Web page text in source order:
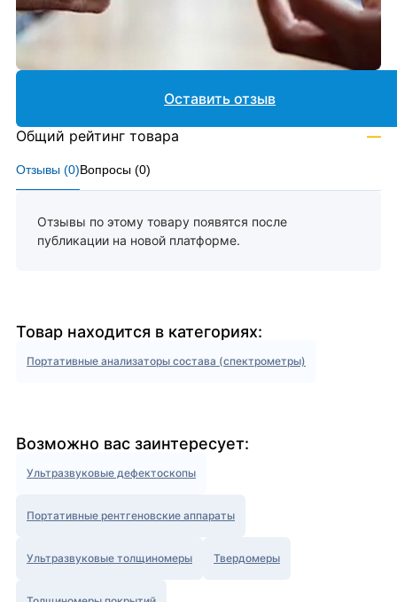
Отзывы (0)Вопросы (0)
Отзывы по этому товару появятся после
публикации на новой платформе.
Оставить отзыв
Общий рейтинг товара —
Товар находится в категориях:
Портативные анализаторы состава (спектрометры)
Возможно вас заинтересует:
Ультразвуковые дефектоскопы
Портативные рентгеновские аппараты
Ультразвуковые толщиномеры Твердомеры